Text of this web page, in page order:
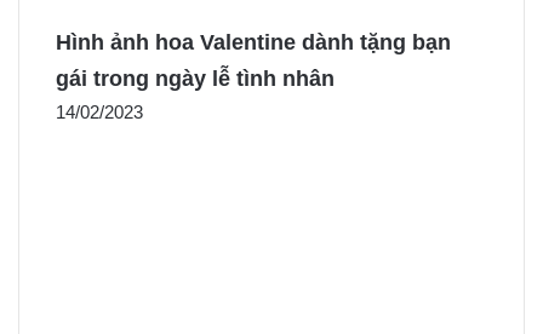
Hình ảnh hoa Valentine dành tặng bạn
gái trong ngày lễ tình nhân
14/02/2023